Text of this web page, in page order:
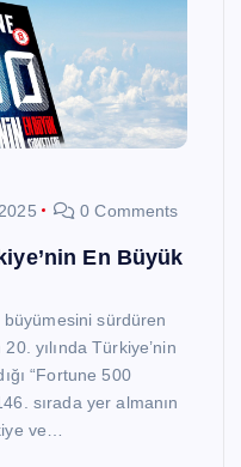
0 Comments
En Büyük
büyümesini sürdüren
yılında Türkiye’nin
“Fortune 500
sırada yer almanın
ve…